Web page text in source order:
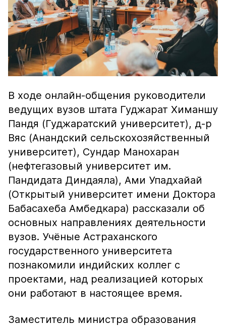
В ходе онлайн-общения руководители
ведущих вузов штата Гуджарат Химаншу
Пандя (Гуджаратский университет), д-р
Вяс (Анандский сельскохозяйственный
университет), Сундар Манохаран
(нефтегазовый университет им.
Пандидата Диндаяла), Ами Упадхайай
(Открытый университет имени Доктора
Бабасахеба Амбедкара) рассказали об
основных направлениях деятельности
вузов. Учёные Астраханского
государственного университета
познакомили индийских коллег с
проектами, над реализацией которых
они работают в настоящее время.
Заместитель министра образования